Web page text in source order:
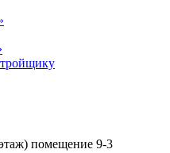
помещение 9-3